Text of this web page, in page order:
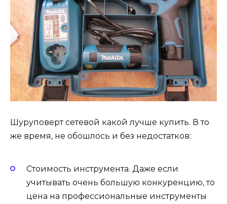
Шуруповерт сетевой какой лучше купить. В то
же время, не обошлось и без недостатков:
Стоимость инструмента. Даже если
учитывать очень большую конкуренцию, то
цена на профессиональные инструменты